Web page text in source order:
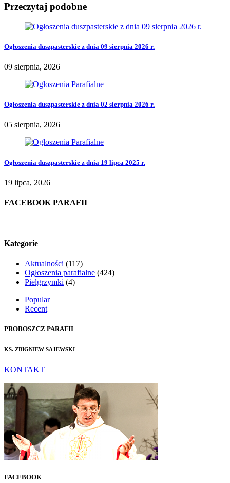
Przeczytaj podobne
Ogłoszenia duszpasterskie z dnia 09 sierpnia 2026 r.
09 sierpnia, 2026
Ogłoszenia duszpasterskie z dnia 02 sierpnia 2026 r.
05 sierpnia, 2026
Ogłoszenia duszpasterskie z dnia 19 lipca 2025 r.
19 lipca, 2026
FACEBOOK PARAFII
Kategorie
Aktualności (117)
Ogłoszenia parafialne (424)
Pielgrzymki (4)
Popular
Recent
PROBOSZCZ PARAFII
KS. ZBIGNIEW SAJEWSKI
KONTAKT
FACEBOOK